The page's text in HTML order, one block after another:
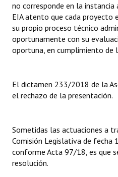
no corresponde en la
EIA atento que cada proyecto
su propio proceso técnico
oportunamente con su
oportuna, en cumplimiento de
El dictamen 233/2018 de la
el rechazo de la presentación.
Sometidas las actuaciones a
Comisión Legislativa de fecha
conforme Acta 97/18, es que
resolución.